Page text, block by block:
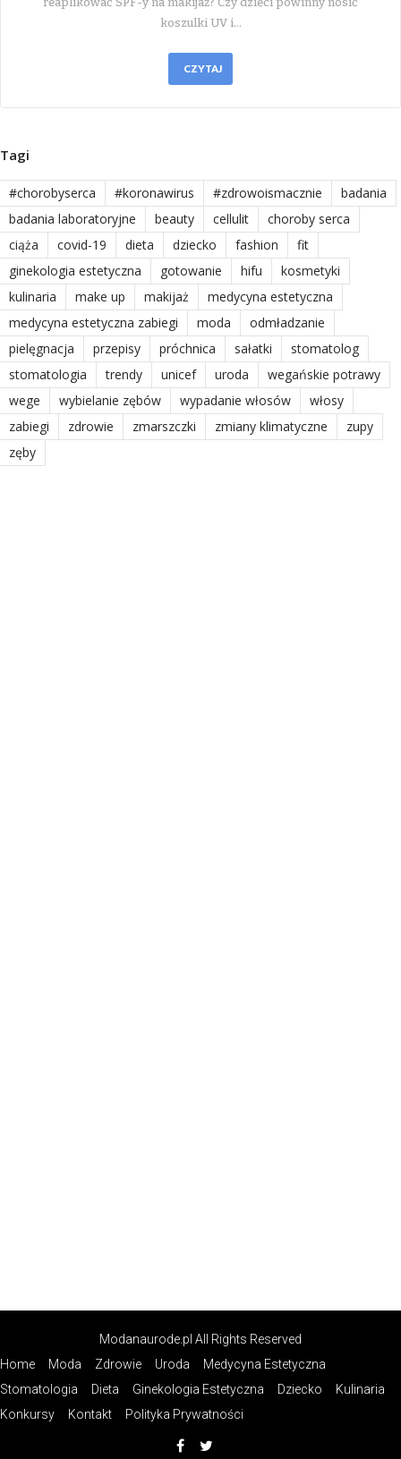
koszulki UV i…
CZYTAJ
Tagi
#chorobyserca #koronawirus #zdrowoismacznie
badania
badania laboratoryjne
beauty cellulit
choroby serca
ciąża
covid-19 dieta dziecko fashion
fit
ginekologia estetyczna
gotowanie hifu
kosmetyki
kulinaria
make up makijaż
medycyna estetyczna
medycyna estetyczna zabiegi
moda
odmładzanie
pielęgnacja
przepisy próchnica sałatki
stomatolog
stomatologia
trendy unicef uroda
wegańskie potrawy
wege
wybielanie zębów wypadanie włosów
włosy
zabiegi
zdrowie zmarszczki zmiany klimatyczne
zupy
zęby
Modanaurode.pl All Rights Reserved
Home
Moda Zdrowie Uroda
Medycyna Estetyczna
Stomatologia
Dieta Ginekologia Estetyczna Dziecko
Kulinaria
Konkursy
Kontakt Polityka Prywatności